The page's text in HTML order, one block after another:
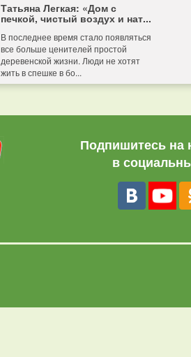
Татьяна Легкая: «Дом с
печкой, чистый воздух и нат...
В последнее время стало появляться
все больше ценителей простой
деревенской жизни. Люди не хотят
жить в спешке в бо...
Подпишитесь на
в